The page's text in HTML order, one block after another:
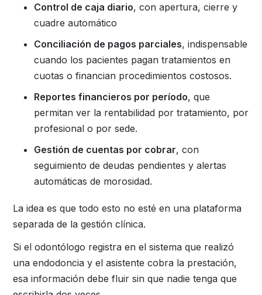
Control de caja diario, con apertura, cierre y
cuadre automático
Conciliación de pagos parciales, indispensable
cuando los pacientes pagan tratamientos en
cuotas o financian procedimientos costosos.
Reportes financieros por período, que
permitan ver la rentabilidad por tratamiento, por
profesional o por sede.
Gestión de cuentas por cobrar, con
seguimiento de deudas pendientes y alertas
automáticas de morosidad.
La idea es que todo esto no esté en una plataforma
separada de la gestión clínica.
Si el odontólogo registra en el sistema que realizó
una endodoncia y el asistente cobra la prestación,
esa información debe fluir sin que nadie tenga que